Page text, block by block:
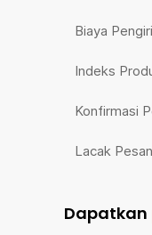
Biaya
Indeks
Konfirmasi
Lacak
Dapatkan